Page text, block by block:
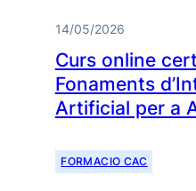
14/05/2026
Curs online
Fonaments
Artificial per a
FORMACIO CAC